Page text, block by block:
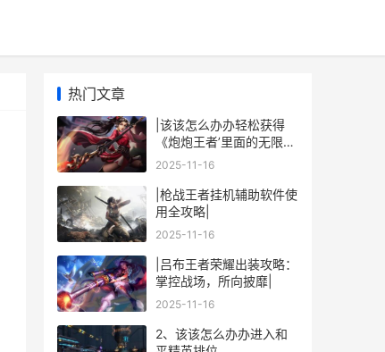
热门文章
|该该怎么办办轻松获得
《炮炮王者’里面的无限金
币和星星|
2025-11-16
|枪战王者挂机辅助软件使
用全攻略|
2025-11-16
|吕布王者荣耀出装攻略：
掌控战场，所向披靡|
2025-11-16
2、该该怎么办办进入和